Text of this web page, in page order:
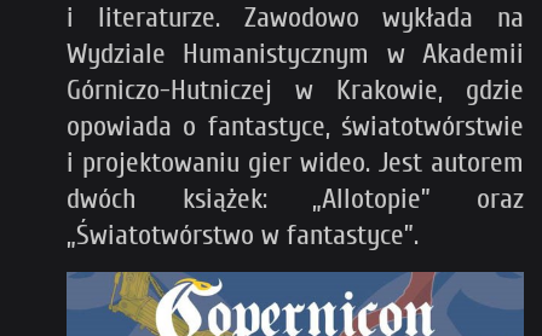
i literaturze. Zawodowo wykłada na
Wydziale Humanistycznym w Akademii
Górniczo-Hutniczej w Krakowie, gdzie
opowiada o fantastyce, światotwórstwie
i projektowaniu gier wideo. Jest autorem
dwóch książek: „Allotopie” oraz
„Światotwórstwo w fantastyce”.